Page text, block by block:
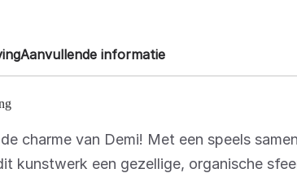
Aanvullende informatie
charme van Demi! Met een speels
kunstwerk een gezellige, organische